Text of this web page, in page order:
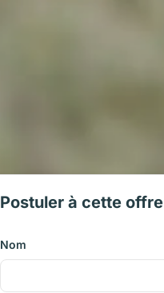
Postuler à cette offre
Nom